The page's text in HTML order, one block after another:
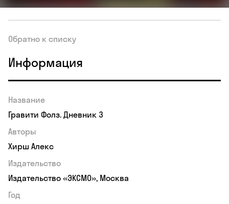
Обратно к списку
Информация
Название
Гравити Фолз. Дневник 3
Авторы
Хирш Алекс
Издательство
Издательство «ЭКСМО», Москва
Год